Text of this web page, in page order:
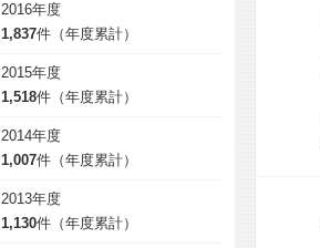
2016年度
1,837件（年度累計）
2015年度
1,518件（年度累計）
2014年度
1,007件（年度累計）
2013年度
1,130件（年度累計）